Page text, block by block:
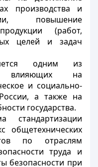
производства и
повышение
(работ,
целей и задач
одним из
влияющих на
и социально-
а также на
государства.
стандартизации
общетехнических
по отраслям
труда и
безопасности при